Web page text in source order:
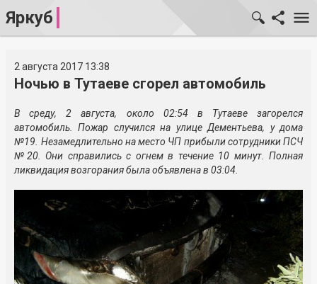
Яркуб
2 августа 2017 13:38
Ночью в Тутаеве сгорел автомобиль
В среду, 2 августа, около 02:54 в Тутаеве загорелся
автомобиль. Пожар случился на улице Дементьева, у дома
№19. Незамедлительно на место ЧП прибыли сотрудники ПСЧ
№20. Они справились с огнем в течение 10 минут. Полная
ликвидация возгорания была объявлена в 03:04.